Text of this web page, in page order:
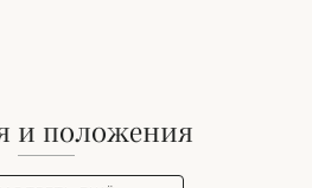
и положения